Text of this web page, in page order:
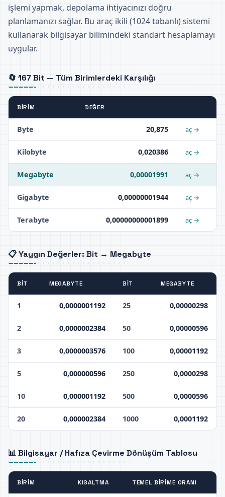
işlemi yapmak, depolama ihtiyacınızı doğru
planlamanızı sağlar. Bu araç ikili (1024 tabanlı) sistemi
kullanarak bilgisayar bilimindeki standart hesaplamayı
uygular.
🔄 167 Bit — Tüm Birimlerdeki Karşılığı
BIRIM DEĞER
Byte 20,875 aç →
Kilobyte 0,020386 aç →
Megabyte 0,00001991 aç →
Gigabyte 0,00000001944 aç →
Terabyte 0,00000000001899 aç →
📋 Yaygın Değerler: Bit → Megabyte
BIT MEGABYTE BIT MEGABYTE
1 0,0000001192 25 0,00000298
2 0,0000002384 50 0,00000596
3 0,0000003576 100 0,00001192
5 0,000000596 250 0,0000298
10 0,000001192 500 0,0000596
20 0,000002384 1000 0,0001192
📊 Bilgisayar / Hafıza Çevirme Dönüşüm Tablosu
BIRIM KISALTMA TEMEL BIRIME ORANI